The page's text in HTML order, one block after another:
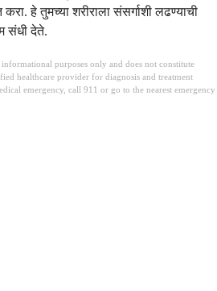
हे तुमच्या शरीराला संसर्गाशी लढण्याची
संधी देते.
purposes only and does not constitute
healthcare provider for diagnosis and treatment
emergency, call 911 or go to the nearest emergency